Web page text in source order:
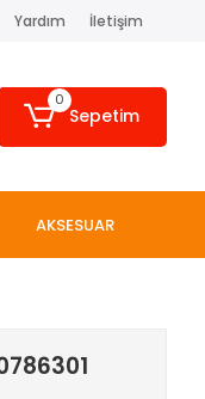
Yardım İletişim
0
Sepetim
AKSESUAR